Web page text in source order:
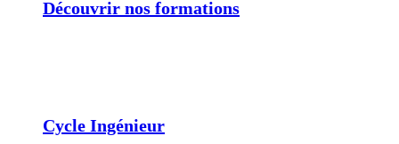
Découvrir nos formations
Cycle Ingénieur